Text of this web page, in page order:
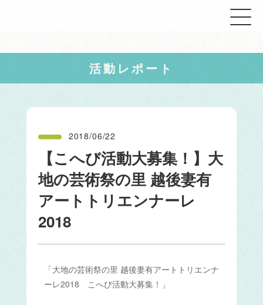
活動レポート
2018/06/22
【こへび活動大募集！】大
地の芸術祭の里 越後妻有
アートトリエンナーレ
2018
「大地の芸術祭の里 越後妻有アートトリエンナ
ーレ2018 こへび活動大募集！」